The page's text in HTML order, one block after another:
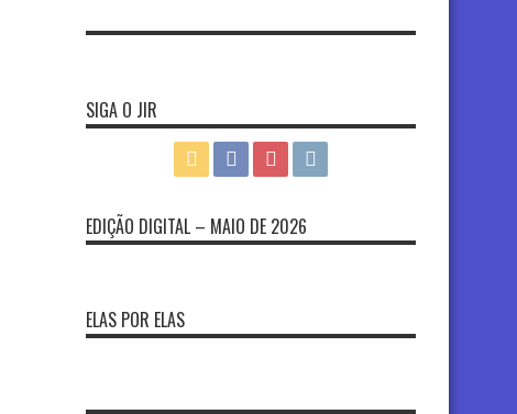
SIGA O JIR
EDIÇÃO DIGITAL – MAIO DE 2026
ELAS POR ELAS